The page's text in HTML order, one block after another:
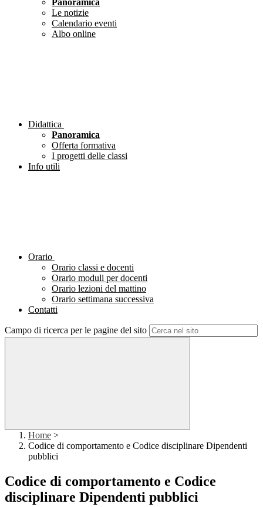
Panoramica
Le notizie
Calendario eventi
Albo online
Didattica
Panoramica
Offerta formativa
I progetti delle classi
Info utili
Orario
Orario classi e docenti
Orario moduli per docenti
Orario lezioni del mattino
Orario settimana successiva
Contatti
Campo di ricerca per le pagine del sito
Home >
Codice di comportamento e Codice disciplinare Dipendenti
pubblici
Codice di comportamento e Codice
disciplinare Dipendenti pubblici